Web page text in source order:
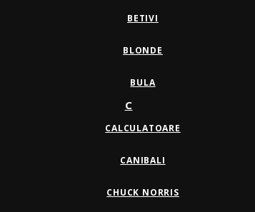
BETIVI
BLONDE
BULA
C
CALCULATOARE
CANIBALI
CHUCK NORRIS